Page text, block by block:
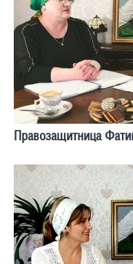
Правозащитница